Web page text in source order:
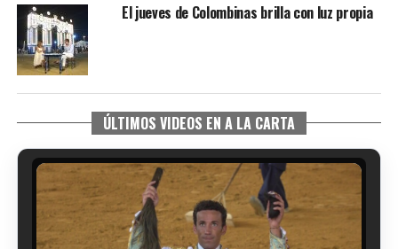
El jueves de Colombinas brilla con luz propia
ÚLTIMOS VIDEOS EN A LA CARTA